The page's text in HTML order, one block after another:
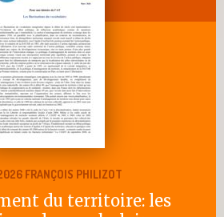
FRANÇOIS PHILIZOT
du territoire: les